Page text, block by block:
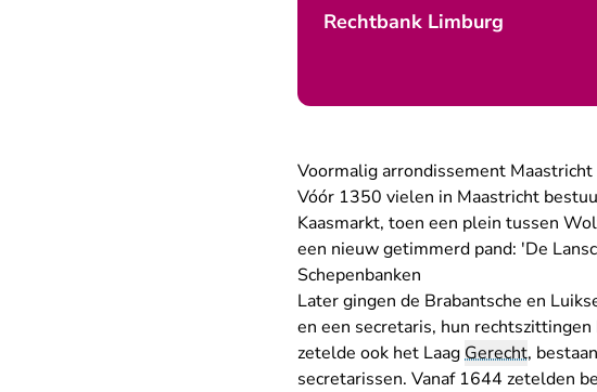
Rechtbank Limburg
Voormalig arrondissement Maastricht
Vóór 1350 vielen in Maastricht
Kaasmarkt, toen een plein tussen
een nieuw getimmerd pand: 'De
Schepenbanken
Later gingen de Brabantsche en
en een secretaris, hun
zetelde ook het LaagGerecht,
secretarissen. Vanaf 1644 zetelden